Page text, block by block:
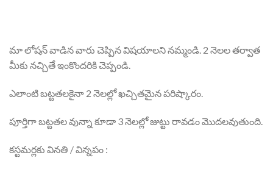
మా లోషన్ వాడిన వారు చెప్పిన విషయాలని నమ్మండి. 2 నెలల తర్వాత
మీకు నచ్చితే ఇంకొందరికి చెప్పండి.
ఎలాంటి బట్టతలకైనా 2 నెలల్లో ఖచ్చితమైన పరిష్కారం.
పూర్తిగా బట్టతల వున్నా కూడా 3 నెలల్లో జుట్టు రావడం మొదలవుతుంది.
కస్టమర్లకు వినతి / విన్నపం :